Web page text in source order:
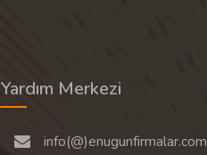
Yardım Merkezi
info(@)enugunfirmalar.com